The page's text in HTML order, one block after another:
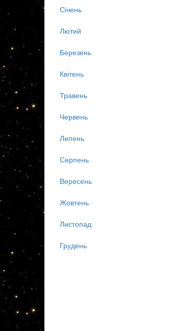
Січень
Лютий
Березень
Квітень
Травень
Червень
Липень
Серпень
Вересень
Жовтень
Листопад
Грудень